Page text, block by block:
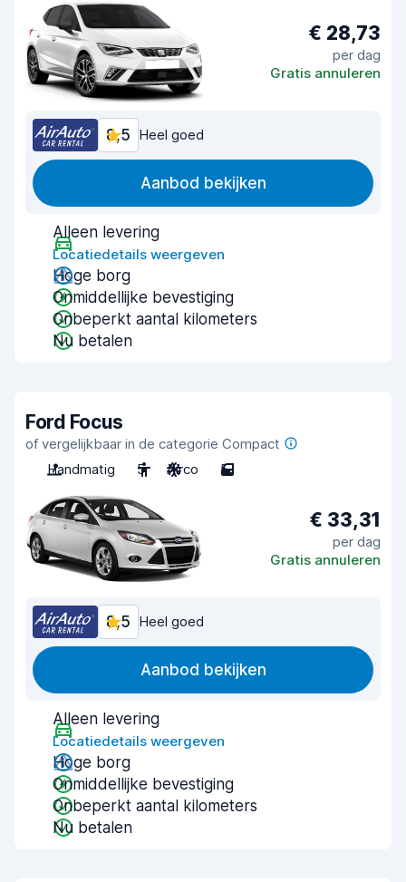
€ 28,73
per dag
Gratis annuleren
8,5 Heel goed
Aanbod bekijken
Alleen levering
Locatiedetails weergeven
Hoge borg
Onmiddellijke bevestiging
Onbeperkt aantal kilometers
Nu betalen
Ford Focus
of vergelijkbaar in de categorie Compact
Handmatig
5 Airco 5
€ 33,31
per dag
Gratis annuleren
8,5 Heel goed
Aanbod bekijken
Alleen levering
Locatiedetails weergeven
Hoge borg
Onmiddellijke bevestiging
Onbeperkt aantal kilometers
Nu betalen